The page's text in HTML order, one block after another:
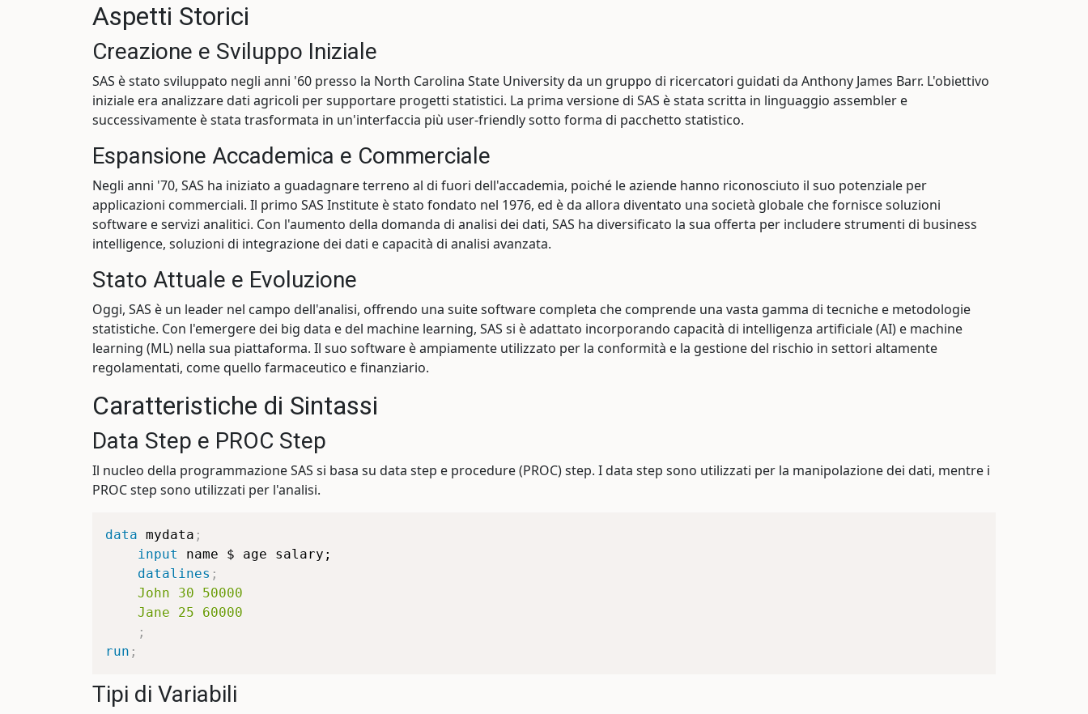
Aspetti Storici
Creazione e Sviluppo Iniziale
SAS è stato sviluppato negli anni '60 presso la North Carolina State University da un gruppo di ricercatori guidati da Anthony James Barr. L'obiettivo
iniziale era analizzare dati agricoli per supportare progetti statistici. La prima versione di SAS è stata scritta in linguaggio assembler e
successivamente è stata trasformata in un'interfaccia più user-friendly sotto forma di pacchetto statistico.
Espansione Accademica e Commerciale
Negli anni '70, SAS ha iniziato a guadagnare terreno al di fuori dell'accademia, poiché le aziende hanno riconosciuto il suo potenziale per
applicazioni commerciali. Il primo SAS Institute è stato fondato nel 1976, ed è da allora diventato una società globale che fornisce soluzioni
software e servizi analitici. Con l'aumento della domanda di analisi dei dati, SAS ha diversificato la sua offerta per includere strumenti di business
intelligence, soluzioni di integrazione dei dati e capacità di analisi avanzata.
Stato Attuale e Evoluzione
Oggi, SAS è un leader nel campo dell'analisi, offrendo una suite software completa che comprende una vasta gamma di tecniche e metodologie
statistiche. Con l'emergere dei big data e del machine learning, SAS si è adattato incorporando capacità di intelligenza artificiale (AI) e machine
learning (ML) nella sua piattaforma. Il suo software è ampiamente utilizzato per la conformità e la gestione del rischio in settori altamente
regolamentati, come quello farmaceutico e finanziario.
Caratteristiche di Sintassi
Data Step e PROC Step
Il nucleo della programmazione SAS si basa su data step e procedure (PROC) step. I data step sono utilizzati per la manipolazione dei dati, mentre i
PROC step sono utilizzati per l'analisi.
data mydata ;
input
name $ age salary;
datalines ;
    John 30 50000
    Jane 25 60000
;
run ;
Tipi di Variabili